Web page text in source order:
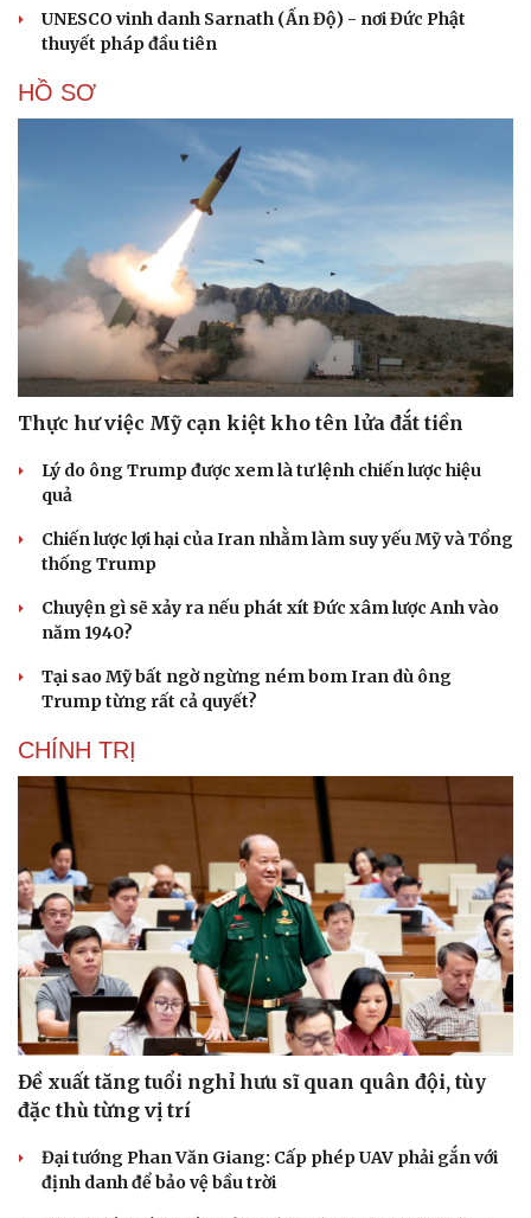
Cải chính
UNESCO vinh danh Sarnath (Ấn Độ) - nơi Đức Phật
thuyết pháp đầu tiên
HỒ SƠ
Thực hư việc Mỹ cạn kiệt kho tên lửa đắt tiền
Lý do ông Trump được xem là tư lệnh chiến lược hiệu
quả
Chiến lược lợi hại của Iran nhằm làm suy yếu Mỹ và Tổng
thống Trump
Chuyện gì sẽ xảy ra nếu phát xít Đức xâm lược Anh vào
năm 1940?
Tại sao Mỹ bất ngờ ngừng ném bom Iran dù ông
Trump từng rất cả quyết?
CHÍNH TRỊ
Đề xuất tăng tuổi nghỉ hưu sĩ quan quân đội, tùy
đặc thù từng vị trí
Đại tướng Phan Văn Giang: Cấp phép UAV phải gắn với
định danh để bảo vệ bầu trời